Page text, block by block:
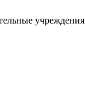
учреждения